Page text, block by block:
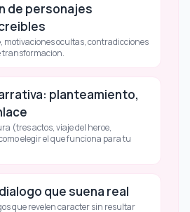
de personajes
motivaciones ocultas, contradicciones
transformacion.
planteamiento,
(tres actos, viaje del heroe,
elegir el que funciona para tu
que suena real
que revelen caracter sin resultar